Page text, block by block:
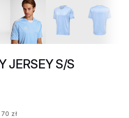
JERSEY S/S
zł